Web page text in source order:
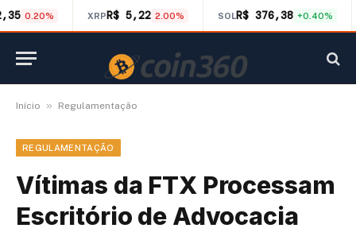
0.20% XRPR$ 5,22 2.00% SOLR$ 376,38 +0.40%
Início » Regulamentação
REGULAMENTAÇÃO
Vítimas da FTX Processam
Escritório de Advocacia